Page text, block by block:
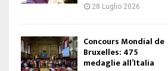
28 Luglio 2026
Concours Mondial de
Bruxelles: 475
medaglie all’Italia